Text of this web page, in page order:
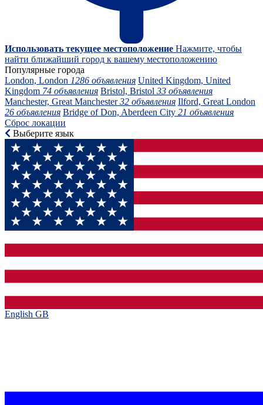
Использовать текущее местоположение Нажмите, чтобы
найти ближайший город к вашему местоположению
Популярные города
London, London 1286 объявления United Kingdom, United
Kingdom 74 объявления Bristol, Bristol 33 объявления
Manchester, Great Manchester32 объявления Ilford, Great London
26 объявления Bridge of Don, Aberdeen City 21 объявления
Сброс локации
Выберите язык
English GB‎